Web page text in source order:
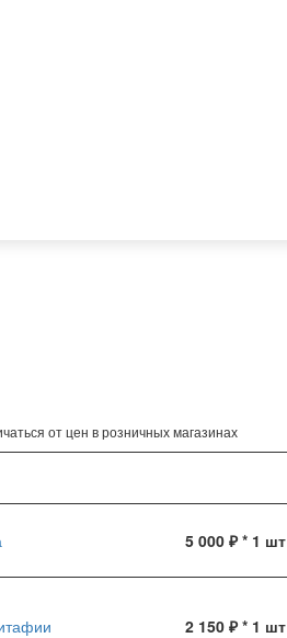
от цен в розничных магазинах
5 000 ₽ * 1 шт
2 150 ₽ * 1 шт